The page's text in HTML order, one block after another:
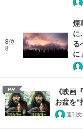
8位
8
煙
に
る
に
PR
《映画
お盆を“
週刊文